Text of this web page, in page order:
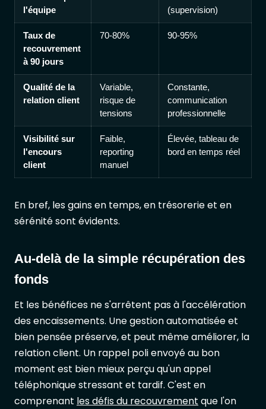
l'équipe
(supervision)
Taux de
recouvrement
à 90 jours
70-80% 90-95%
Qualité de la
relation client
Variable,
risque de
tensions
Constante,
communication
professionnelle
Visibilité sur
l'encours
client
Faible,
reporting
manuel
Élevée, tableau de
bord en temps réel
En bref, les gains en temps, en trésorerie et en
sérénité sont évidents.
Au-delà de la simple récupération des
fonds
Et les bénéfices ne s'arrêtent pas à l'accélération
des encaissements. Une gestion automatisée et
bien pensée préserve, et peut même améliorer, la
relation client. Un rappel poli envoyé au bon
moment est bien mieux perçu qu'un appel
téléphonique stressant et tardif. C'est en
comprenant les défis du recouvrement que l'on